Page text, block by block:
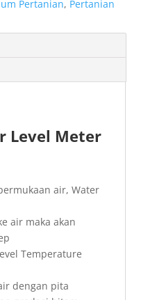
Pertanian, Pertanian
Level Meter
air, Water
air maka akan
Temperature
dengan pita